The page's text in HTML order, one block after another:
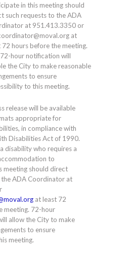
in this meeting should
such requests to the ADA
at 951.413.3350 or
at
72 hours before the meeting.
hour notification will
the City to make reasonable
to ensure
to this meeting.
release will be available
appropriate for
in compliance with
Disabilities Act of 1990.
disability who requires a
to
meeting should direct
the ADA Coordinator at
at least 72
meeting. 72-hour
allow the City to make
to ensure
meeting.